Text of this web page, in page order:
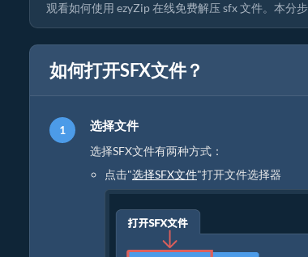
观看如何使用 ezyZip 在线免费解压 sfx 文件。本分
如何打开SFX文件？
选择文件
选择SFX文件有两种方式：
点击"选择SFX文件"打开文件选择器